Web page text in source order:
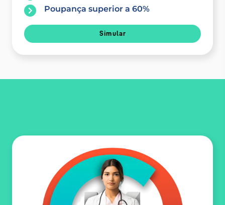
Poupança superior a 60%
Simular